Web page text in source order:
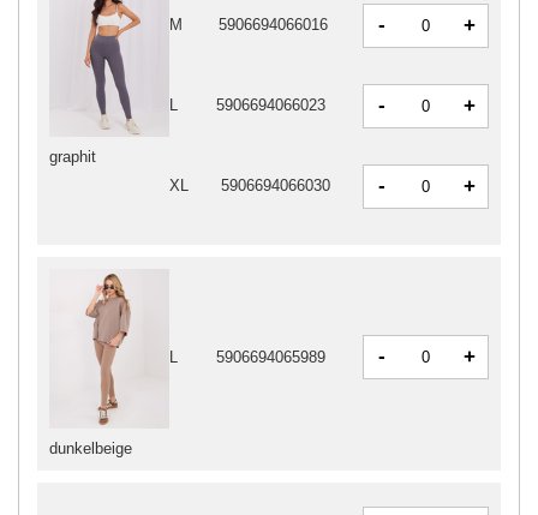
dunkelbeige
5906694065989 - +
graphit
M 5906694066016 - +
L 5906694066023 - +
XL 5906694066030 - +